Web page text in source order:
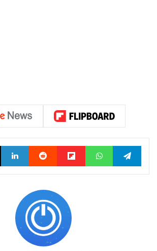
X Linkedin Reddit Flipboard WhatsApp